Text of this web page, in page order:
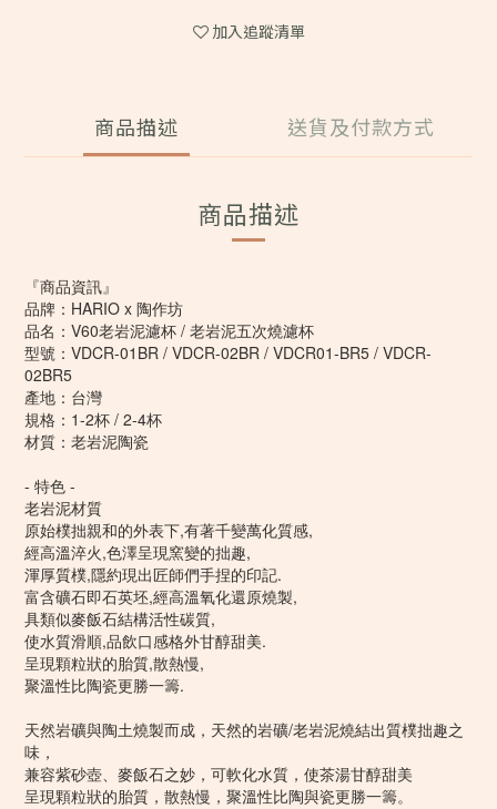
加入追蹤清單
商品描述 送貨及付款方式
商品描述
『商品資訊』
品牌：HARIO x 陶作坊
品名：V60老岩泥濾杯 / 老岩泥五次燒濾杯
型號：VDCR-01BR / VDCR-02BR / VDCR01-BR5 / VDCR-
02BR5
產地：台灣
規格：1-2杯 / 2-4杯
材質：老岩泥陶瓷
- 特色 -
老岩泥材質
原始樸拙親和的外表下,有著千變萬化質感,
經高溫淬火,色澤呈現窯變的拙趣,
渾厚質樸,隱約現出匠師們手捏的印記.
富含礦石即石英坯,經高溫氧化還原燒製,
具類似麥飯石結構活性碳質,
使水質滑順,品飲口感格外甘醇甜美.
呈現顆粒狀的胎質,散熱慢,
聚溫性比陶瓷更勝一籌.
天然岩礦與陶土燒製而成，天然的岩礦/老岩泥燒結出質樸拙趣之
味，
兼容紫砂壺、麥飯石之妙，可軟化水質，使茶湯甘醇甜美
呈現顆粒狀的胎質，散熱慢，聚溫性比陶與瓷更勝一籌。